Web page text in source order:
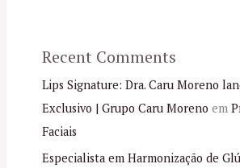
Recent Comments
Lips Signature: Dra. Caru Moreno
Exclusivo | Grupo Caru Moreno em
Faciais
Especialista em Harmonização de